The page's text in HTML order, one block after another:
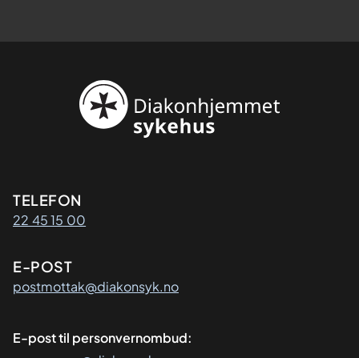
Kontaktinformasjon
TELEFON
22 45 15 00
E-POST
postmottak@diakonsyk.no
E-post til personvernombud: